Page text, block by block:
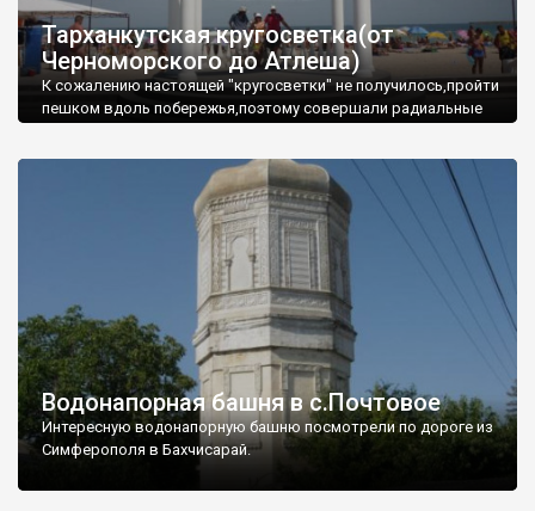
Тарханкутская кругосветка(от
Черноморского до Атлеша)
К сожалению настоящей "кругосветки" не получилось,пройти
пешком вдоль побережья,поэтому совершали радиальные
Водонапорная башня в с.Почтовое
Интересную водонапорную башню посмотрели по дороге из
Симферополя в Бахчисарай.